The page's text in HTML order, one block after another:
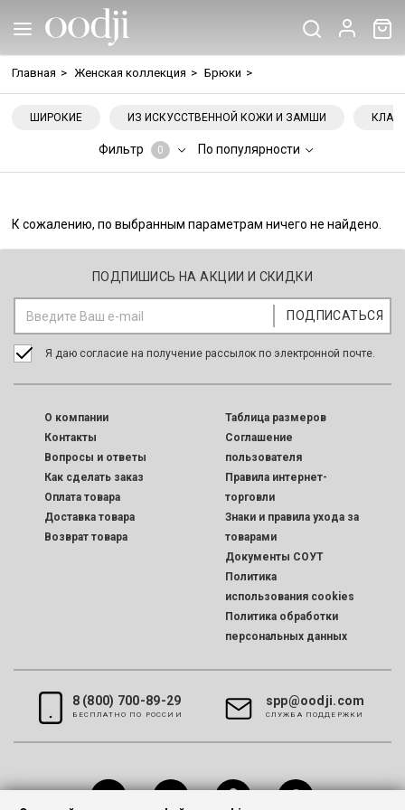
Главная > Женская коллекция > Брюки >
ШИРОКИЕ ИЗ ИСКУССТВЕННОЙ КОЖИ И ЗАМШИ
Фильтр 0 По популярности
К сожалению, по выбранным параметрам ничего не найдено.
ПОДПИШИСЬ НА АКЦИИ И СКИДКИ
Я даю согласие на получение рассылок по электронной почте.
O компании
Контакты
Вопросы и ответы
Как сделать заказ
Оплата товара
Доставка товара
Возврат товара
Таблица размеров
Соглашение
пользователя
Правила интернет-
торговли
Знаки и правила ухода за
товарами
Документы СОУТ
Политика
использования cookies
Политика обработки
персональных данных
8 (800) 700-89-29
БЕСПЛАТНО ПО РОССИИ
spp@oodji.com
CЛУЖБА ПОДДЕРЖКИ